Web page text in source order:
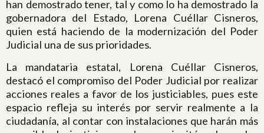
han demostrado tener, tal y como lo ha demostrado la
gobernadora del Estado, Lorena Cuéllar Cisneros,
quien está haciendo de la modernización del Poder
Judicial una de sus prioridades.
La mandataria estatal, Lorena Cuéllar Cisneros,
destacó el compromiso del Poder Judicial por realizar
acciones reales a favor de los justiciables, pues este
espacio refleja su interés por servir realmente a la
ciudadanía, al contar con instalaciones que harán más